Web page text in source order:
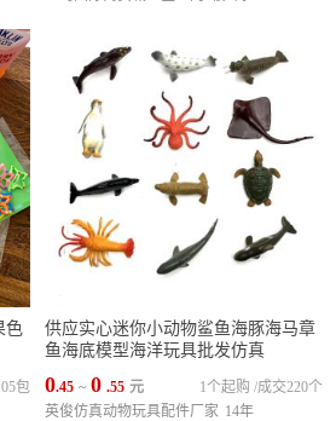
色
包
供应实心迷你小动物鲨鱼海豚海马章
鱼海底模型海洋玩具批发仿真
0.45 ~ 0 .55 元 成交220个
1个起购 /
英俊仿真动物玩具配件厂家 14年